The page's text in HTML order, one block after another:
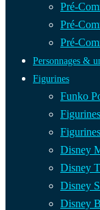
Pré-
Pré-
Pré-
Personnages &
Figurines
Funko
Disney
Disney
Disney
Disney